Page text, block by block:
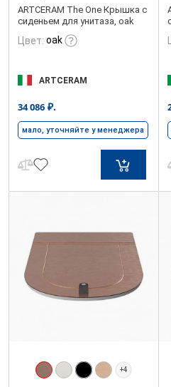
ARTCERAM The One Крышка с
сиденьем для унитаза, oak
Цвет: oak
ARTCERAM
34 086 ₽.
мало, уточняйте у менеджера
+4